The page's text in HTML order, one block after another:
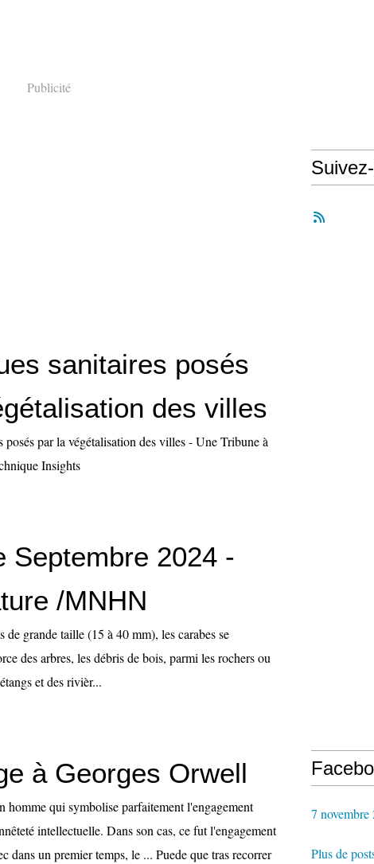
Publicité
sanitaires posés
des villes
posés par la végétalisation des villes - Une Tribune à
Insights
Septembre 2024 -
/MNHN
de grande taille (15 à 40 mm), les carabes se
des arbres, les débris de bois, parmi les rochers ou
et des rivièr...
à Georges Orwell
homme qui symbolise parfaitement l'engagement
intellectuelle. Dans son cas, ce fut l'engagement
dans un premier temps, le ... Puede que tras recorrer
7 novembre
Plus de